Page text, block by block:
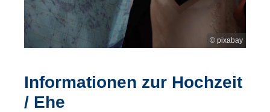
© pixabay
Informationen zur Hochzeit
/ Ehe